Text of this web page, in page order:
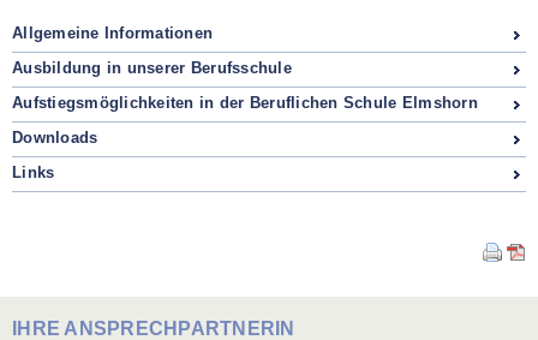
Allgemeine Informationen
Ausbildung in unserer Berufsschule
Aufstiegsmöglichkeiten in der Beruflichen Schule Elmshorn
Downloads
Links
IHRE ANSPRECHPARTNERIN